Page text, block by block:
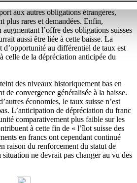
les investisseurs accordent à ces
aux autres obligations étrangères,
plus rares et demandées. Enfin,
l’offre des obligations suisses
aussi être liée à cette baisse. La
au différentiel de taux est
celle de la dépréciation anticipée du
des niveaux historiquement bas en
de convergence généralisée à la baisse.
économies, le taux suisse n’est
L’anticipation de dépréciation du franc
comparativement plus faible sur les
à cette fin de « l’îlot suisse des
en francs ont cependant continué
raison du renforcement du statut de
ne devrait pas changer au vu des